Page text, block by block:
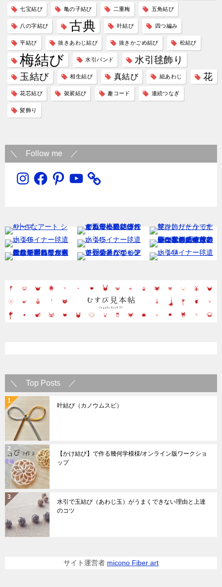
七宝結び 亀の子結び 二重梅 五角結び
八の字結び 古典 叶結び 四つ編み
平結び 抜きあわじ結び 抜きかごめ結び 松結び
梅結び 水引バンド
水引毬飾り
玉結び
相生結び 真結び 組あわじ 花
花芯結び 袈裟結び 趣コード 連続つなぎ
髪飾り
＼ Follow me ／
InstagramFacebookPinterestYouTube
＼ Top Posts ／
叶結び（カノウムスビ）
【かけ結び】で作る幾何学模様/オンライン版ワークショ
ップ
水引で玉結び（あわじ玉）がうまくできない理由と上達
のコツ
サイト運営者 micono Fiber art